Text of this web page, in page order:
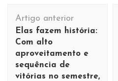
Navegação
de
post
Artigo anterior
Elas fazem história:
Com alto
aproveitamento e
sequência de
vitórias no semestre,